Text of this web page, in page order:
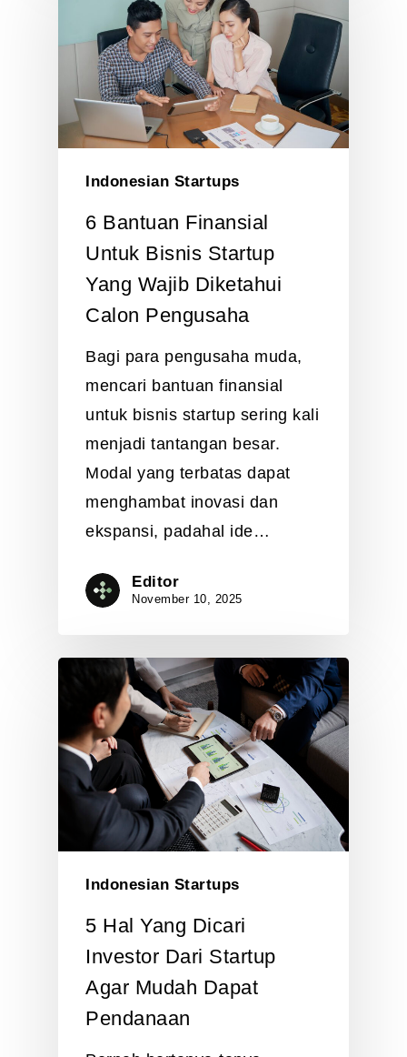
Indonesian Startups
6 Bantuan Finansial
Untuk Bisnis Startup
Yang Wajib Diketahui
Calon Pengusaha
Bagi para pengusaha muda,
mencari bantuan finansial
untuk bisnis startup sering kali
menjadi tantangan besar.
Modal yang terbatas dapat
menghambat inovasi dan
ekspansi, padahal ide…
Editor
November 10, 2025
Indonesian Startups
5 Hal Yang Dicari
Investor Dari Startup
Agar Mudah Dapat
Pendanaan